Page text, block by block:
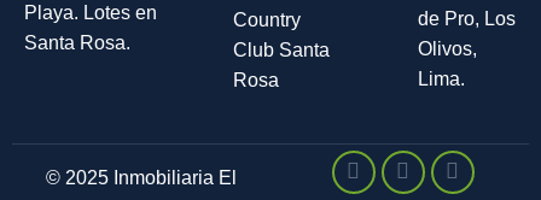
Playa. Lotes en
Santa Rosa.
Country
Club Santa
Rosa
de Pro, Los
Olivos,
Lima.
© 2025 Inmobiliaria El